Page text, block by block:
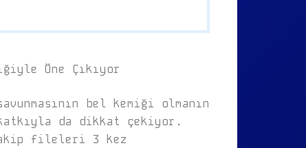
Öne Çıkıyor
bel kemiği olmanın
da dikkat çekiyor.
rakip fileleri 3 kez